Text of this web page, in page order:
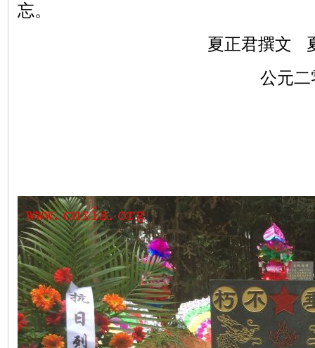
忘。
夏正君撰文
公元